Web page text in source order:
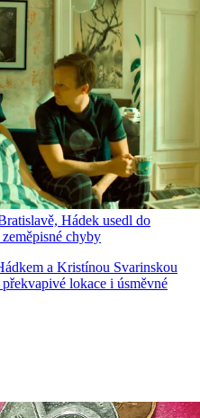
Hádek usedl do
chyby
a Kristínou Svarinskou
lokace i úsměvné